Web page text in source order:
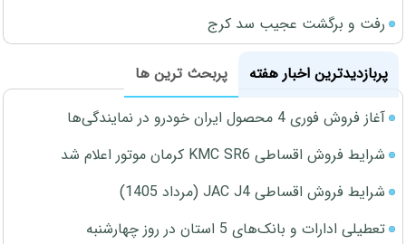
رفت و برگشت عجیب سد کرج
پربازدیدترین اخبار هفته
پربحث ترین ها
آغاز فروش فوری 4 محصول ایران خودرو در نمایندگی‌ها
شرایط فروش اقساطی KMC SR6 کرمان موتور اعلام شد
شرایط فروش اقساطی JAC J4 (مرداد 1405)
تعطیلی ادارات و بانک‌های 5 استان در روز چهارشنبه